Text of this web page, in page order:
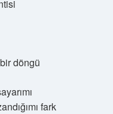
bir döngü
fark